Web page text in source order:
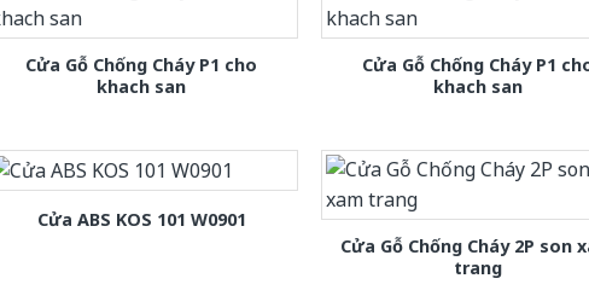
Cửa Gỗ Chống Cháy P1 cho
khach san
Cửa Gỗ Chống Cháy P1
khach san
Cửa ABS KOS 101 W0901
Cửa Gỗ Chống Cháy 2P son
trang